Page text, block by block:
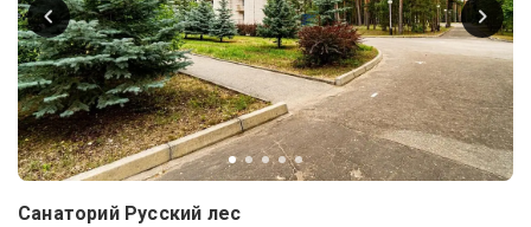
Санаторий Русский лес